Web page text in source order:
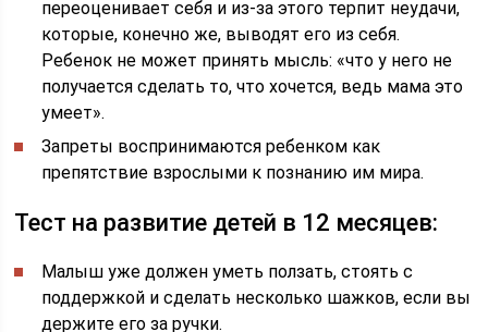
переоценивает себя и из-за этого терпит неудачи,
которые, конечно же, выводят его из себя.
Ребенок не может принять мысль: «что у него не
получается сделать то, что хочется, ведь мама это
умеет».
Запреты воспринимаются ребенком как
препятствие взрослыми к познанию им мира.
Тест на развитие детей в 12 месяцев:
Малыш уже должен уметь ползать, стоять с
поддержкой и сделать несколько шажков, если вы
держите его за ручки.